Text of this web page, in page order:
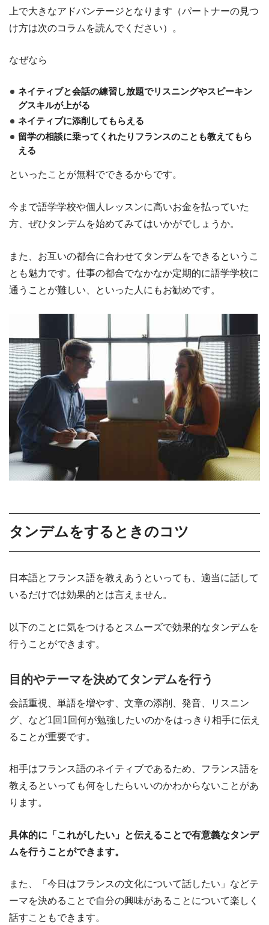
上で大きなアドバンテージとなります（パートナーの見つ
け方は次のコラムを読んでください）。
なぜなら
ネイティブと会話の練習し放題でリスニングやスピーキン
グスキルが上がる
ネイティブに添削してもらえる
留学の相談に乗ってくれたりフランスのことも教えてもら
える
といったことが無料でできるからです。
今まで語学学校や個人レッスンに高いお金を払っていた
方、ぜひタンデムを始めてみてはいかがでしょうか。
また、お互いの都合に合わせてタンデムをできるというこ
とも魅力です。仕事の都合でなかなか定期的に語学学校に
通うことが難しい、といった人にもお勧めです。
タンデムをするときのコツ
日本語とフランス語を教えあうといっても、適当に話して
いるだけでは効果的とは言えません。
以下のことに気をつけるとスムーズで効果的なタンデムを
行うことができます。
目的やテーマを決めてタンデムを行う
会話重視、単語を増やす、文章の添削、発音、リスニン
グ、など1回1回何が勉強したいのかをはっきり相手に伝え
ることが重要です。
相手はフランス語のネイティブであるため、フランス語を
教えるといっても何をしたらいいのかわからないことがあ
ります。
具体的に「これがしたい」と伝えることで有意義なタンデ
ムを行うことができます。
また、「今日はフランスの文化について話したい」などテ
ーマを決めることで自分の興味があることについて楽しく
話すこともできます。